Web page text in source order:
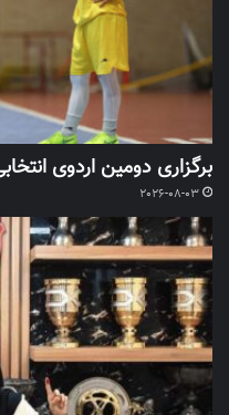
برگزاری دومین اردوی
2026-08-03